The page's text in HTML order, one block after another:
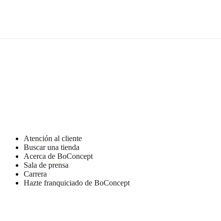
Descargas
Hoja de
producto
Atención al cliente
Buscar una tienda
Acerca de BoConcept
Sala de prensa
Carrera
Hazte franquiciado de BoConcept